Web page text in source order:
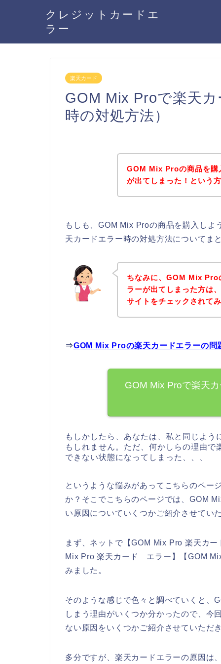
クレジットカードエ
ラー
楽天カード
GOM Mix Proで楽天
時の対処方法）
GOM Mix Proの商品を購
が出てしまった！という
もしも、GOM Mix Proの商品を購入しよ
天カードエラー時の対処方法についてま
ちなみに、GOM Mix Pro
ラーが出てしまった方は
サイトをチェックされて
⇒GOM Mix Proの楽天カードエラーの問
GOM Mix Proで楽天
もしかしたら、あなたは、私と同じよ
もしれません。ただ、何かしらの理由
できない状態になってしまった、、、
というような悩みがあってこちらのペー
か？そこでこちらのページでは、GOM
い原因についていくつかご紹介させてい
まず、ネットで【GOM Mix Pro 楽天カ
Mix Pro 楽天カード エラー】【GOM
みました。
そのような感じで色々と調べていくと、
しまう理由がいくつか分かったので、今
ない原因をいくつかご紹介させていただ
多分ですが、楽天カードエラーの原因は